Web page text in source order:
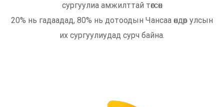
сургуулиа амжилттай төгсөн
20% нь гадаадад, 80% нь дотоодын Чансаа өндөр улсын
их сургуулиудад сурч байна.